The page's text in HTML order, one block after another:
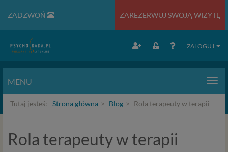
ZADZWOŃ ZAREZERWUJ SWOJĄ WIZYTĘ
ZALOGUJ
MENU
Tutaj jesteś: Strona główna Blog Rola terapeuty w terapii
Rola terapeuty w terapii